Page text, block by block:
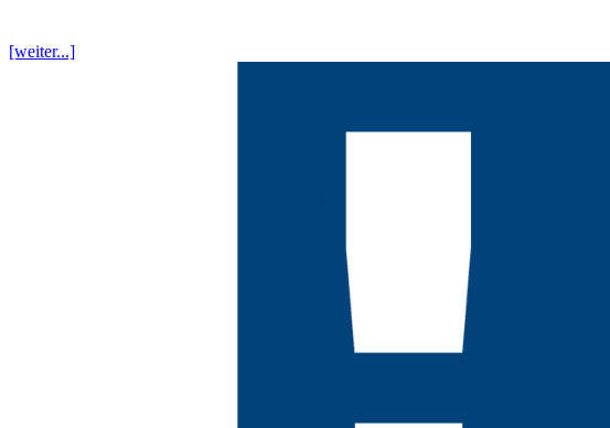
[weiter...]